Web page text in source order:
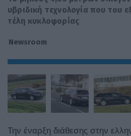
υβριδική τεχνολογία που του
τέλη κυκλοφορίας
Newsroom
Την έναρξη διάθεσης στην